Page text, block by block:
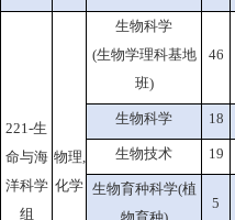
221-生
命与海
洋科学
组
物理,
化学
生物科学
(生物学理科基地
班)
46
生物科学 18
生物技术 19
生物育种科学(植
5